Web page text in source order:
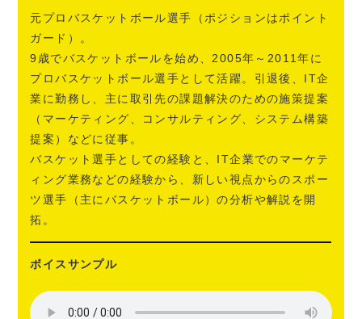
元プロバスケットボール選手（ポジションはポイント
ガード）。
9歳でバスケットボールを始め、2005年～2011年に
プロバスケットボール選手として活躍。引退後、IT企
業に勤務し、主に取引先の課題解決のための施策提案
（マーケティング、コンサルティング、システム構築
提案）などに従事。
バスケット選手としての経験と、IT企業でのマーケテ
ィング業務などの経験から、新しい視点からのスポー
ツ選手（主にバスケットボール）の分析や解説を開
拓。
ボイスサンプル